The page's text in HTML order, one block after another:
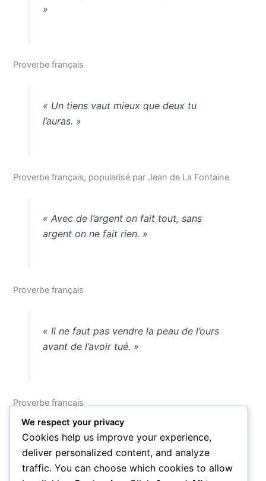
»
Proverbe français
« Un tiens vaut mieux que deux tu
l’auras. »
Proverbe français, popularisé par Jean de La Fontaine
« Avec de l’argent on fait tout, sans
argent on ne fait rien. »
Proverbe français
« Il ne faut pas vendre la peau de l’ours
avant de l’avoir tué. »
Proverbe français
Ces 35 proverbes et citations nous rappellent que l’argent
n’est ni vertu ni vice en lui-même, mais le révélateur de ce
que nous sommes vraiment. La sagesse accumulée à
travers les siècles et les cultures converge vers une même
We respect your privacy
Cookies help us improve your experience,
deliver personalized content, and analyze
traffic. You can choose which cookies to allow